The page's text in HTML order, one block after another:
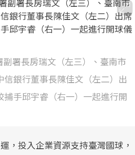
Mute
署長房瑞文（左三）、臺南市
銀行董事長陳佳文（左二）出
手邱宇睿（右一）一起進行開
，投入企業資源支持臺灣國球，